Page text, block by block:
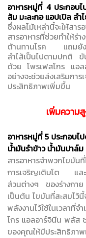
อาหารหมู่ที่ 4 ประกอบ
ส้ม มะละกอ แอปเปิล ล
ซึ่งผลไม้เหล่านี้จะให้สา
สารอาหารที่ช่วยทำให้ร่
ต้านทานโรค แถมยังมี
ลำไส้เป็นไปตามปกติ ขั
ด้วย โพรเฟสโกร แอ
อย่างจะช่วยส่งเสริมกา
ประสิทธิภาพเพิ่มขึ้น
เพิ่มความ
อาหารหมู่ที่ 5 ประกอบไ
น้ำมันรำข้าว น้ำมันปาล์
สารอาหารจำพวกไขมัน
การเจริญเติบโต และ
ส่วนต่างๆ ของร่างกา
เป็นต้น ไขมันที่สะสมไว้
พลังงานไว้ใช้ในเวลาที่
โกร แอลอาร์จินีน พลัส
ของคุณให้มีประสิทธิภา